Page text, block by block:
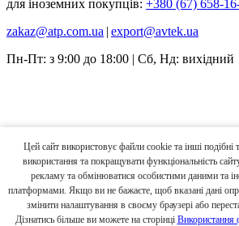
Цей сайт використовує файли cookie та інші подібні
використання та покращувати функціональність
рекламу та обмінюватися особистими даними та
платформами. Якщо ви не бажаєте, щоб вказані дані
змінити налаштування в своєму браузері або
Дізнатись більше ви можете на сторінці Використання
для іноземних покупців: +380 (67) 658-
zakaz@atp.com.ua | export@avtek.ua
Пн-Пт: з 9:00 до 18:00 | Сб, Нд: вихідний